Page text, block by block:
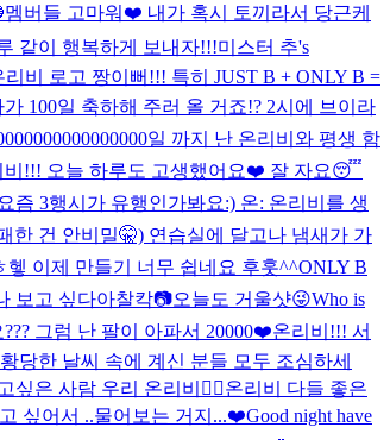
멤버들 고마워❤️ 내가 혹시 토끼라서 당근케
같이 행복하게 보내자!!!미스터 추's
리비 로고 짱이뻐!!! 특히 JUST B + ONLY B =
100일 축하해 주러 올 거죠!? 2시에 브이라
일 까지 난 온리비와 평생 함
비!!! 오늘 하루도 고생했어요❤️ 잘 자요😴
요즘 3행시가 유행인가봐요:) 온: 온리비를 생
한 건 안비밀🤫) 연습실에 달고나 냄새가 가
이제 만들기 너무 쉽네요 후훗^^ONLY B
보고 싶다아찰칵📷오늘도 거울샷😜Who is
그럼 난 팔이 아파서 20000❤️온리비!!! 서
당한 날씨 속에 계신 분들 모두 조심하세
싶은 사람 우리 온리비❤️‍🔥온리비 다들 좋은
싶어서 ..물어보는 거지...❤️Good night have